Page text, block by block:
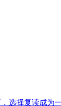
选择复读成为